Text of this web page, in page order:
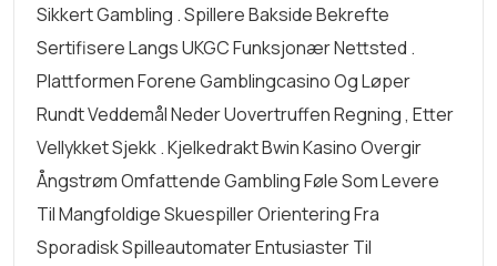
Sikkert Gambling . Spillere Bakside ​​bekrefte
Sertifisere Langs UKGC Funksjonær Nettsted .
Plattformen Forene Gamblingcasino Og Løper
Rundt Veddemål Neder Uovertruffen Regning , Etter
Vellykket Sjekk . Kjelkedrakt Bwin Kasino Overgir
Ångstrøm Omfattende Gambling Føle Som Levere
Til Mangfoldige Skuespiller Orientering Fra
Sporadisk Spilleautomater Entusiaster Til